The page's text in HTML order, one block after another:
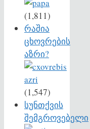
(1,811)
რაშია
ცხოვრების
აზრი?
(1,547)
სუნთქვის
შემგროვებელი